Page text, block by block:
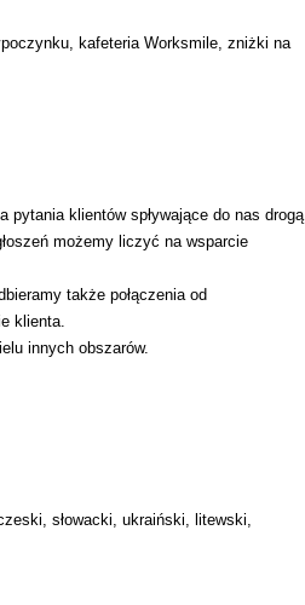
kafeteria Worksmile, zniżki na
pytania klientów spływające do nas drogą
możemy liczyć na wsparcie
także połączenia od
klienta.
innych obszarów.
słowacki, ukraiński, litewski,